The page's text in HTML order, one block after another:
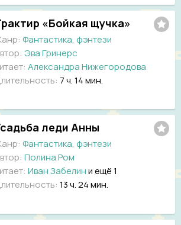
«Бойкая щучка»
Фантастика, фэнтези
Эва Гринерс
Александра Нижегородова
7 ч. 14 мин.
леди Анны
Фантастика, фэнтези
Полина Ром
Иван Забелини ещё 1
13 ч. 24 мин.